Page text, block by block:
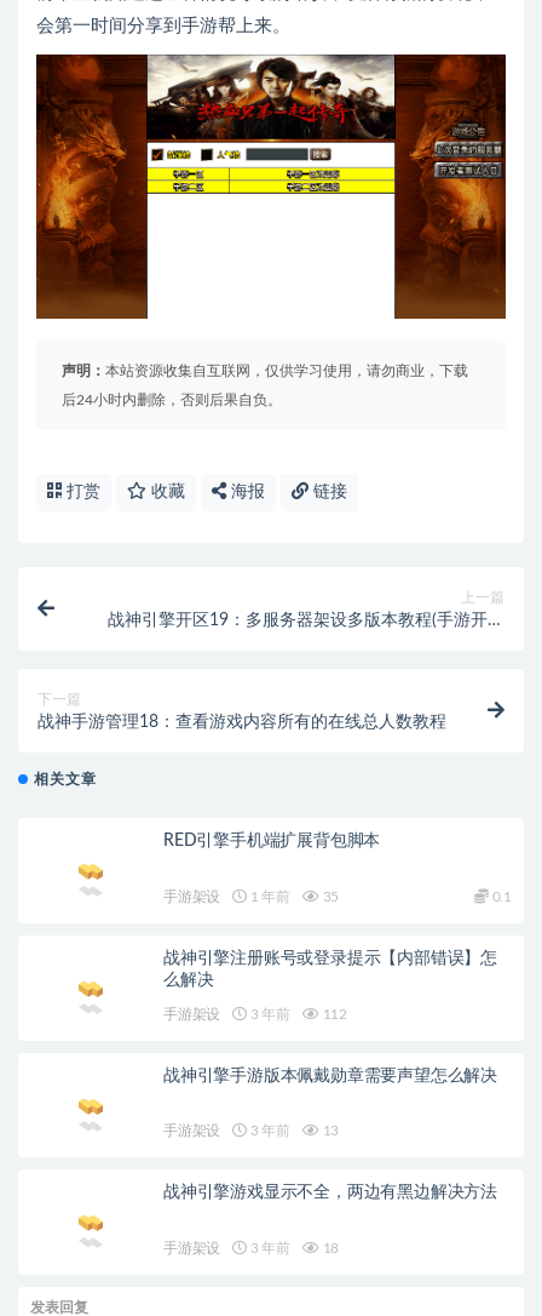
会第一时间分享到手游帮上来。
声明： 本站资源收集自互联网，仅供学习使用，请勿商业，下载
后24小时内删除，否则后果自负。
打赏 收藏 海报 链接
上一篇
战神引擎开区19：多服务器架设多版本教程(手游开多
下一篇
战神手游管理18：查看游戏内容所有的在线总人数教程
相关文章
RED引擎手机端扩展背包脚本
手游架设 1 年前 35 0.1
战神引擎注册账号或登录提示【内部错误】怎
么解决
手游架设 3 年前 112
战神引擎手游版本佩戴勋章需要声望怎么解决
手游架设 3 年前 13
战神引擎游戏显示不全，两边有黑边解决方法
手游架设 3 年前 18
发表回复